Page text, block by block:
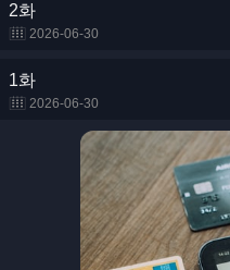
2화
2026-06-30
1화
2026-06-30